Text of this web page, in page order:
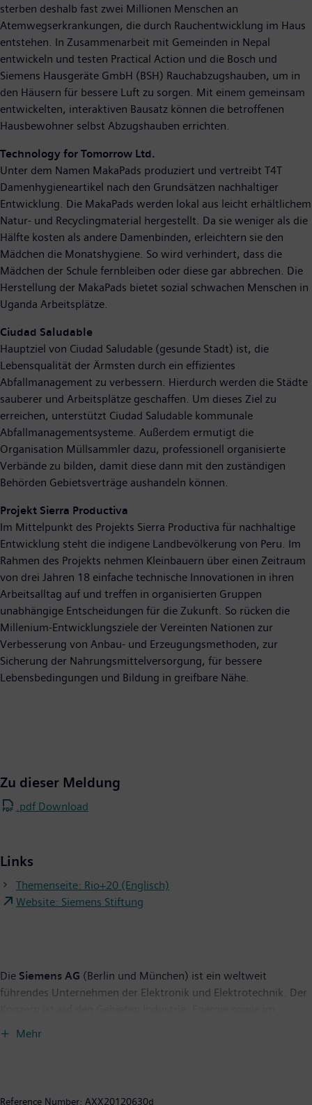
sterben deshalb fast zwei Millionen Menschen an
Atemwegserkrankungen, die durch Rauchentwicklung im Haus
entstehen. In Zusammenarbeit mit Gemeinden in Nepal
entwickeln und testen Practical Action und die Bosch und
Siemens Hausgeräte GmbH (BSH) Rauchabzugshauben, um in
den Häusern für bessere Luft zu sorgen. Mit einem gemeinsam
entwickelten, interaktiven Bausatz können die betroffenen
Hausbewohner selbst Abzugshauben errichten.
Technology for Tomorrow Ltd.
Unter dem Namen MakaPads produziert und vertreibt T4T
Damenhygieneartikel nach den Grundsätzen nachhaltiger
Entwicklung. Die MakaPads werden lokal aus leicht erhältlichem
Natur- und Recyclingmaterial hergestellt. Da sie weniger als die
Hälfte kosten als andere Damenbinden, erleichtern sie den
Mädchen die Monatshygiene. So wird verhindert, dass die
Mädchen der Schule fernbleiben oder diese gar abbrechen. Die
Herstellung der MakaPads bietet sozial schwachen Menschen in
Uganda Arbeitsplätze.
Ciudad Saludable
Hauptziel von Ciudad Saludable (gesunde Stadt) ist, die
Lebensqualität der Ärmsten durch ein effizientes
Abfallmanagement zu verbessern. Hierdurch werden die Städte
sauberer und Arbeitsplätze geschaffen. Um dieses Ziel zu
erreichen, unterstützt Ciudad Saludable kommunale
Abfallmanagementsysteme. Außerdem ermutigt die
Organisation Müllsammler dazu, professionell organisierte
Verbände zu bilden, damit diese dann mit den zuständigen
Behörden Gebietsverträge aushandeln können.
Projekt Sierra Productiva
Im Mittelpunkt des Projekts Sierra Productiva für nachhaltige
Entwicklung steht die indigene Landbevölkerung von Peru. Im
Rahmen des Projekts nehmen Kleinbauern über einen Zeitraum
von drei Jahren 18 einfache technische Innovationen in ihren
Arbeitsalltag auf und treffen in organisierten Gruppen
unabhängige Entscheidungen für die Zukunft. So rücken die
Millenium-Entwicklungsziele der Vereinten Nationen zur
Verbesserung von Anbau- und Erzeugungsmethoden, zur
Sicherung der Nahrungsmittelversorgung, für bessere
Lebensbedingungen und Bildung in greifbare Nähe.
Zu dieser Meldung
.pdf Download
Links
Themenseite: Rio+20 (Englisch)
Website: Siemens Stiftung
Die Siemens AG (Berlin und München) ist ein weltweit
führendes Unternehmen der Elektronik und Elektrotechnik. Der
Mehr
Reference Number: AXX20120630d